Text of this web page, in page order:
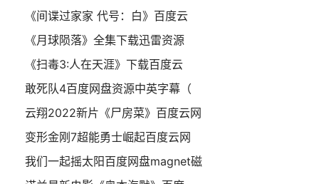
《间谍过家家 代号：白》百度云
《月球陨落》全集下载迅雷资源
《扫毒3:人在天涯》下载百度云
敢死队4百度网盘资源中英字幕（
云翔2022新片《尸房菜》百度云网
变形金刚7超能勇士崛起百度云网
我们一起摇太阳百度网盘magnet磁